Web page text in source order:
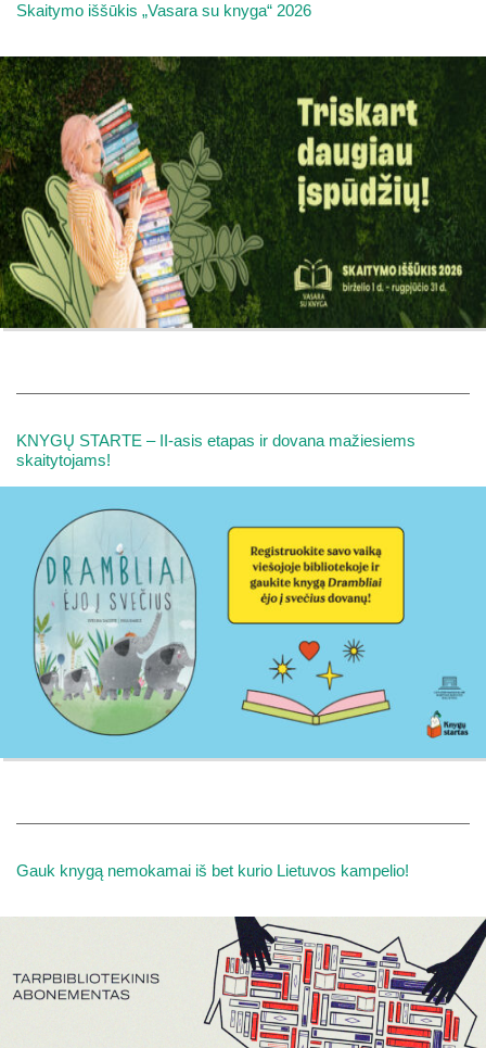
Skaitymo iššūkis „Vasara su knyga“ 2026
KNYGŲ STARTE – II-asis etapas ir dovana mažiesiems
skaitytojams!
Gauk knygą nemokamai iš bet kurio Lietuvos kampelio!